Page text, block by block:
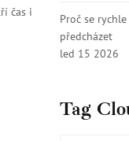
čas i
Proč se
předcházet
led 15 2026
Tag